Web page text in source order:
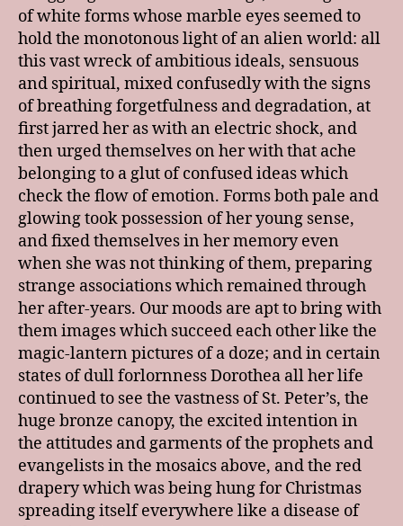
of white forms whose marble eyes seemed to
hold the monotonous light of an alien world: all
this vast wreck of ambitious ideals, sensuous
and spiritual, mixed confusedly with the signs
of breathing forgetfulness and degradation, at
first jarred her as with an electric shock, and
then urged themselves on her with that ache
belonging to a glut of confused ideas which
check the flow of emotion. Forms both pale and
glowing took possession of her young sense,
and fixed themselves in her memory even
when she was not thinking of them, preparing
strange associations which remained through
her after-years. Our moods are apt to bring with
them images which succeed each other like the
magic-lantern pictures of a doze; and in certain
states of dull forlornness Dorothea all her life
continued to see the vastness of St. Peter’s, the
huge bronze canopy, the excited intention in
the attitudes and garments of the prophets and
evangelists in the mosaics above, and the red
drapery which was being hung for Christmas
spreading itself everywhere like a disease of